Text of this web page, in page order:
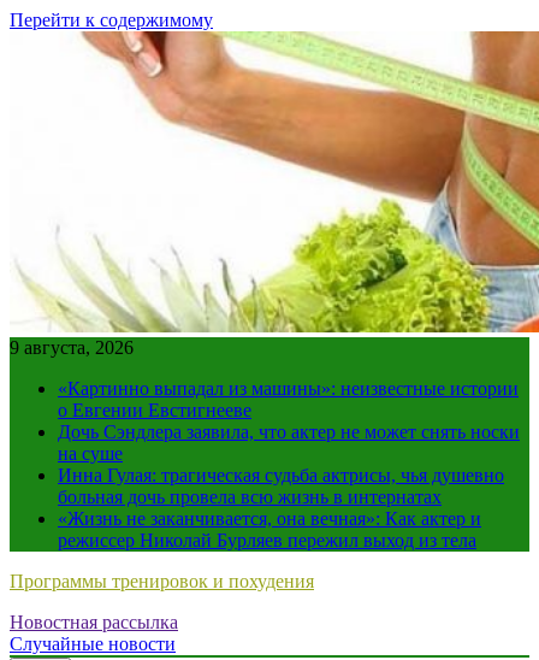
Перейти к содержимому
9 августа, 2026
«Картинно выпадал из машины»: неизвестные истории
о Евгении Евстигнееве
Дочь Сэндлера заявила, что актер не может снять носки
на суше
Инна Гулая: трагическая судьба актрисы, чья душевно
больная дочь провела всю жизнь в интернатах
«Жизнь не заканчивается, она вечная»: Как актер и
режиссер Николай Бурляев пережил выход из тела
Программы тренировок и похудения
Новостная рассылка
Случайные новости